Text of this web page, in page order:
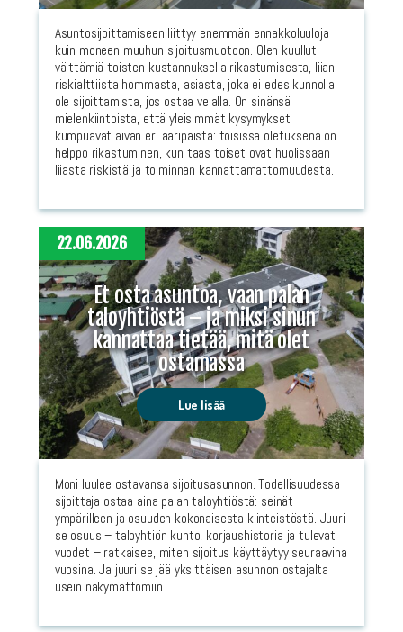
Asuntosijoittamiseen liittyy enemmän ennakkoluuloja
kuin moneen muuhun sijoitusmuotoon. Olen kuullut
väittämiä toisten kustannuksella rikastumisesta, liian
riskialttiista hommasta, asiasta, joka ei edes kunnolla
ole sijoittamista, jos ostaa velalla. On sinänsä
mielenkiintoista, että yleisimmät kysymykset
kumpuavat aivan eri ääripäistä: toisissa oletuksena on
helppo rikastuminen, kun taas toiset ovat huolissaan
liiasta riskistä ja toiminnan kannattamattomuudesta.
Et osta asuntoa, vaan palan
taloyhtiöstä – ja miksi sinun
kannattaa tietää, mitä olet
ostamassa
Lue lisää
22.06.2026
Moni luulee ostavansa sijoitusasunnon. Todellisuudessa
sijoittaja ostaa aina palan taloyhtiöstä: seinät
ympärilleen ja osuuden kokonaisesta kiinteistöstä. Juuri
se osuus – taloyhtiön kunto, korjaushistoria ja tulevat
vuodet – ratkaisee, miten sijoitus käyttäytyy seuraavina
vuosina. Ja juuri se jää yksittäisen asunnon ostajalta
usein näkymättömiin